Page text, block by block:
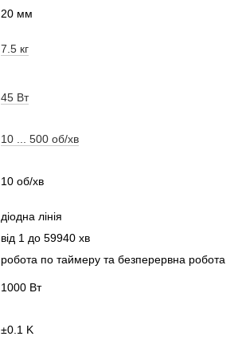
20 мм
7.5 кг
45 Вт
10 ... 500 об/хв
10 об/хв
діодна лінія
від 1 до 59940 хв
робота по таймеру та безперервна робота
1000 Вт
±0.1 K